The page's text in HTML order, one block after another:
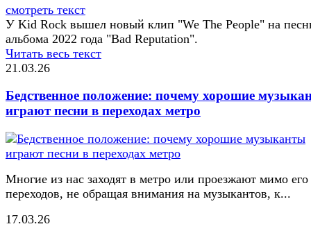
смотреть текст
У Kid Rock вышел новый клип "We The People" на
альбома 2022 года "Bad Reputation".
Читать весь текст
21.03.26
Бедственное положение: почему хорошие
играют песни в переходах метро
Многие из нас заходят в метро или проезжают мимо его
переходов, не обращая внимания на музыкантов, к...
17.03.26